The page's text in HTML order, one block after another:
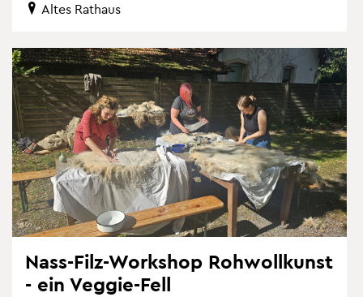
Altes Rat­haus
Nass-Filz-Work­shop Roh­woll­kunst
- ein Ve­g­gie-Fell